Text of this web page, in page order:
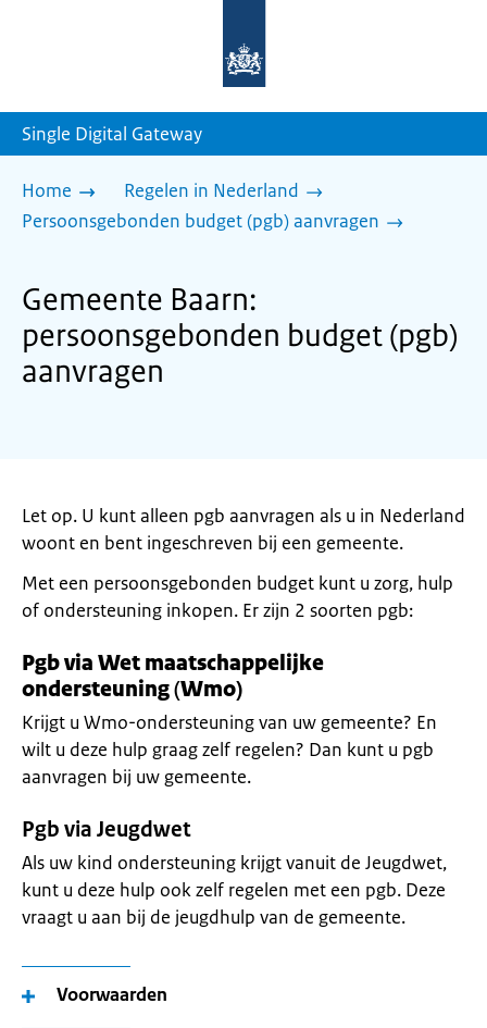
homepage
Single Digital Gateway
Home
Regelen in Nederland
Persoonsgebonden budget (pgb) aanvragen
Gemeente Baarn:
persoonsgebonden budget (pgb)
aanvragen
Let op. U kunt alleen pgb aanvragen als u in Nederland
woont en bent ingeschreven bij een gemeente.
Met een persoonsgebonden budget kunt u zorg, hulp
of ondersteuning inkopen. Er zijn 2 soorten pgb:
Pgb via Wet maatschappelijke
ondersteuning(Wmo)
Krijgt u Wmo-ondersteuning van uw gemeente? En
wilt u deze hulp graag zelf regelen? Dan kunt u pgb
aanvragen bij uw gemeente.
Pgb via Jeugdwet
Als uw kind ondersteuning krijgt vanuit de Jeugdwet,
kunt u deze hulp ook zelf regelen met een pgb. Deze
vraagt u aan bij de jeugdhulp van de gemeente.
Voorwaarden